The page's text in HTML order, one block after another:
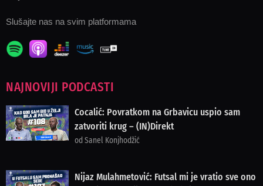
Slušajte nas na svim platformama
NAJNOVIJI PODCASTI
Cocalić: Povratkom na Grbavicu uspio sam
zatvoriti krug – (IN)Direkt
od Sanel Konjhodžić
Nijaz Mulahmetović: Futsal mi je vratio sve ono